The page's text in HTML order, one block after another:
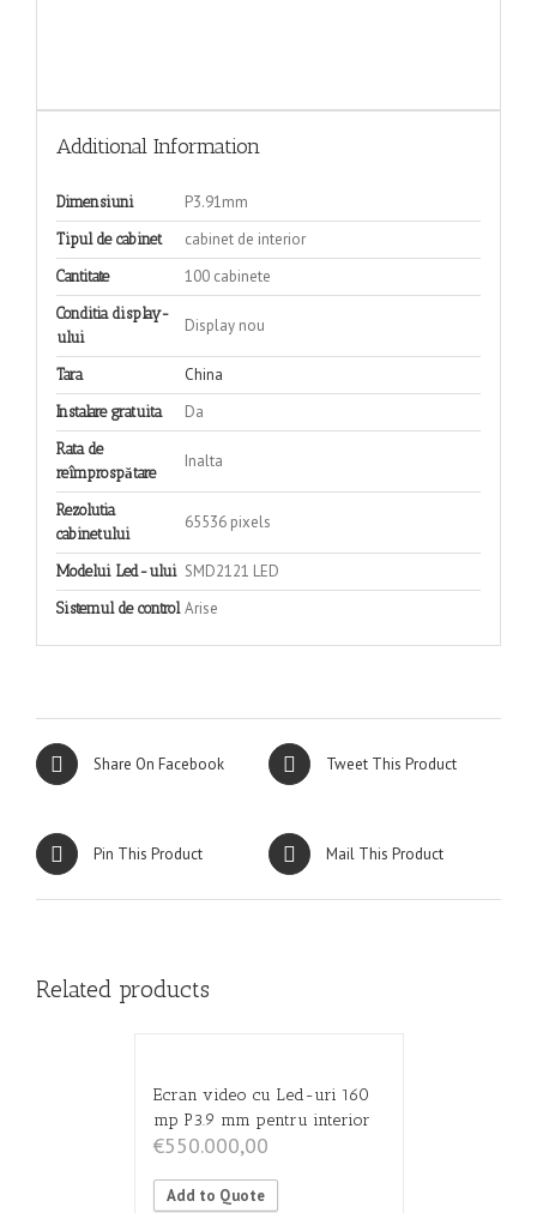
Additional Information
Dimensiuni P3.91mm
Tipul de cabinet cabinet de interior
Cantitate 100 cabinete
Conditia display-
ului
Display nou
Tara China
Instalare gratuita Da
Rata de
reîmprospătare
Inalta
Rezolutia
cabinetului
65536 pixels
Modelui Led-ului SMD2121 LED
Sistemul de control Arise
Share On Facebook Tweet This Product
Pin This Product Mail This Product
Related products
Ecran video cu Led-uri 160
mp P3.9 mm pentru interior
€550.000,00
Add to Quote